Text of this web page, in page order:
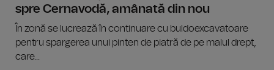
spre Cernavodă, amânată din nou
În zonă se lucrează în continuare cu buldoexcavatoare
pentru spargerea unui pinten de piatră de pe malul drept,
care...